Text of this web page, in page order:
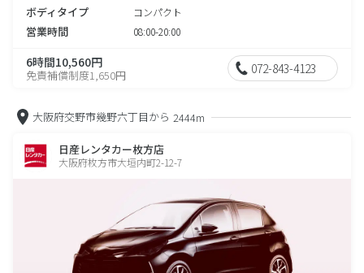
ボディタイプ コンパクト
営業時間 08:00-20:00
6時間10,560円
免責補償制度1,650円 072-843-4123
大阪府交野市幾野六丁目から 2444m
日産レンタカー枚方店
大阪府枚方市大垣内町2-12-7